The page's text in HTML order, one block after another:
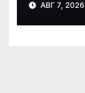
АВГ 7, 2026